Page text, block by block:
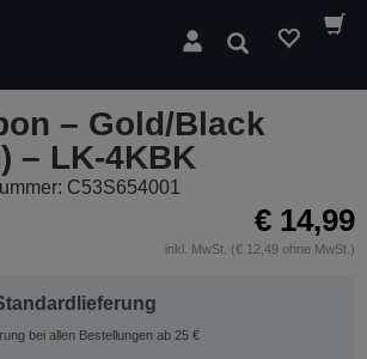
Suchen
– Gold/Black
– LK-4KBK
C53S654001
€ 14,99
inkl. MwSt. (€ 12,49 ohne MwSt.)
bei allen Bestellungen ab 25 €